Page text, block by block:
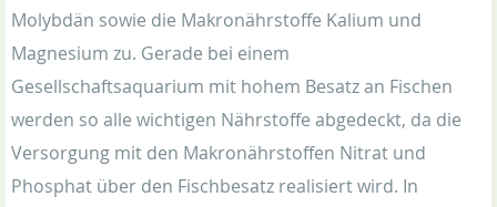
Molybdän sowie die Makronährstoffe Kalium und
Magnesium zu. Gerade bei einem
Gesellschaftsaquarium mit hohem Besatz an Fischen
werden so alle wichtigen Nährstoffe abgedeckt, da die
Versorgung mit den Makronährstoffen Nitrat und
Phosphat über den Fischbesatz realisiert wird. In